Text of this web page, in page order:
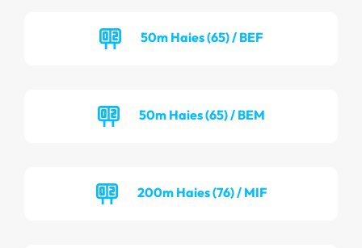
50m Haies (65) / BEF
50m Haies (65) / BEM
200m Haies (76) / MIF